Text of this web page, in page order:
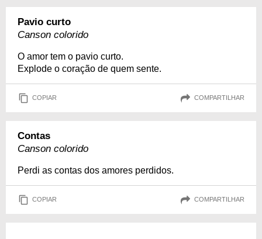
Pavio curto
Canson colorido
O amor tem o pavio curto.
Explode o coração de quem sente.
COPIAR COMPARTILHAR
Contas
Canson colorido
Perdi as contas dos amores perdidos.
COPIAR COMPARTILHAR